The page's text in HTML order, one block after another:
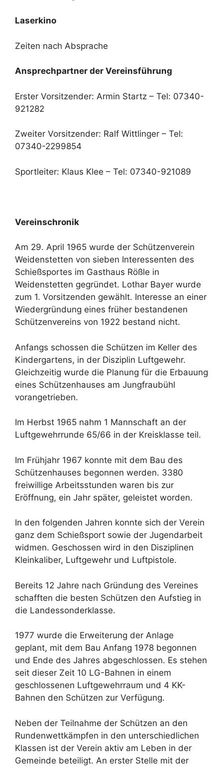
Laserkino
Zeiten nach Absprache
Ansprechpartner der Vereinsführung
Erster Vorsitzender: Armin Startz – Tel: 07340-
921282
Zweiter Vorsitzender: Ralf Wittlinger – Tel:
07340-2299854
Sportleiter: Klaus Klee – Tel: 07340-921089
Vereinschronik
Am 29. April 1965 wurde der Schützenverein
Weidenstetten von sieben Interessenten des
Schießsportes im Gasthaus Rößle in
Weidenstetten gegründet. Lothar Bayer wurde
zum 1. Vorsitzenden gewählt. Interesse an einer
Wiedergründung eines früher bestandenen
Schützenvereins von 1922 bestand nicht.
Anfangs schossen die Schützen im Keller des
Kindergartens, in der Disziplin Luftgewehr.
Gleichzeitig wurde die Planung für die Erbauung
eines Schützenhauses am Jungfraubühl
vorangetrieben.
Im Herbst 1965 nahm 1 Mannschaft an der
Luftgewehrrunde 65/66 in der Kreisklasse teil.
Im Frühjahr 1967 konnte mit dem Bau des
Schützenhauses begonnen werden. 3380
freiwillige Arbeitsstunden waren bis zur
Eröffnung, ein Jahr später, geleistet worden.
In den folgenden Jahren konnte sich der Verein
ganz dem Schießsport sowie der Jugendarbeit
widmen. Geschossen wird in den Disziplinen
Kleinkaliber, Luftgewehr und Luftpistole.
Bereits 12 Jahre nach Gründung des Vereines
schafften die besten Schützen den Aufstieg in
die Landessonderklasse.
1977 wurde die Erweiterung der Anlage
geplant, mit dem Bau Anfang 1978 begonnen
und Ende des Jahres abgeschlossen. Es stehen
seit dieser Zeit 10 LG-Bahnen in einem
geschlossenen Luftgewehrraum und 4 KK-
Bahnen den Schützen zur Verfügung.
Neben der Teilnahme der Schützen an den
Rundenwettkämpfen in den unterschiedlichen
Klassen ist der Verein aktiv am Leben in der
Gemeinde beteiligt. An erster Stelle mit der